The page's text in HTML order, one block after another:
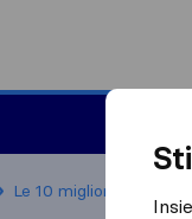
Le 10 migliori aziende